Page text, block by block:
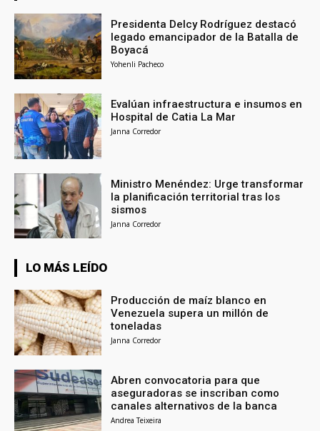
Presidenta Delcy Rodríguez destacó
legado emancipador de la Batalla de
Boyacá
Yohenli Pacheco
Evalúan infraestructura e insumos en
Hospital de Catia La Mar
Janna Corredor
Ministro Menéndez: Urge transformar
la planificación territorial tras los
sismos
Janna Corredor
LO MÁS LEÍDO
Producción de maíz blanco en
Venezuela supera un millón de
toneladas
Janna Corredor
Abren convocatoria para que
aseguradoras se inscriban como
canales alternativos de la banca
Andrea Teixeira